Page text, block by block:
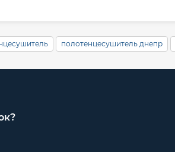
полотенцесушитель днепр